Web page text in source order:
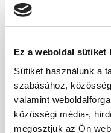
Ez a weboldal sütiket
Sütiket használunk a
szabásához,
valamint
közösségi média-,
megosztjuk az Ön
Zsír
– Telített zsírsav